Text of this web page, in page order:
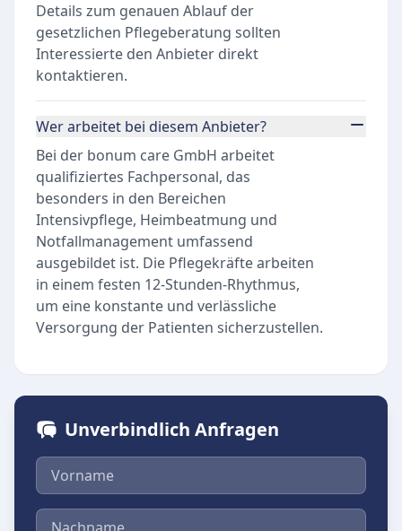
Details zum genauen Ablauf der
gesetzlichen Pflegeberatung sollten
Interessierte den Anbieter direkt
kontaktieren.
Wer arbeitet bei diesem Anbieter?
Bei der bonum care GmbH arbeitet
qualifiziertes Fachpersonal, das
besonders in den Bereichen
Intensivpflege, Heimbeatmung und
Notfallmanagement umfassend
ausgebildet ist. Die Pflegekräfte arbeiten
in einem festen 12-Stunden-Rhythmus,
um eine konstante und verlässliche
Versorgung der Patienten sicherzustellen.
Unverbindlich Anfragen
Vorname
Nachname